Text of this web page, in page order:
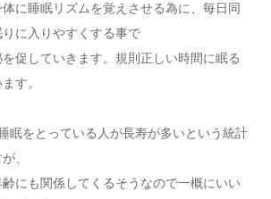
に睡眠リズムを覚えさせる為に、毎日同
に入りやすくする事で
促していきます。規則正しい時間に眠る
す。
眠をとっている人が長寿が多いという統計
、
にも関係してくるそうなので一概にいい